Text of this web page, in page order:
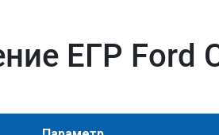
ЕГР Ford